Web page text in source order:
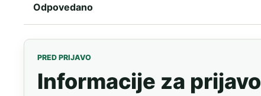
Odpovedano
PRED PRIJAVO
Informacije za prijavo